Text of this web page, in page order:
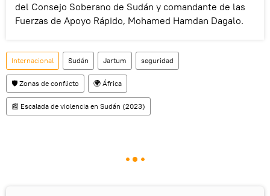
del Consejo Soberano de Sudán y comandante de las
Fuerzas de Apoyo Rápido, Mohamed Hamdan Dagalo.
Internacional Sudán Jartum seguridad
🛡️ Zonas de conflicto 🌍 África
📰 Escalada de violencia en Sudán (2023)